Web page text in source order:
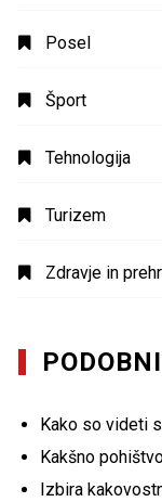
Posel
Šport
Tehnologija
Turizem
Zdravje in
Kako so videti
Kakšno
Izbira